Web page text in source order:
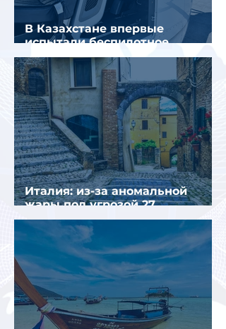
В Казахстане впервые
испытали беспилотное
аэротакси с пассажирами
Италия: из-за аномальной
жары под угрозой 27
крупнейших городов